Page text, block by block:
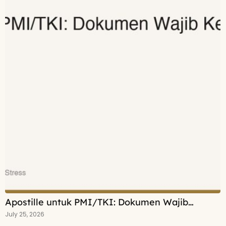
Apostille untuk PMI/TKI: Dokumen Wajib…
July 25, 2026